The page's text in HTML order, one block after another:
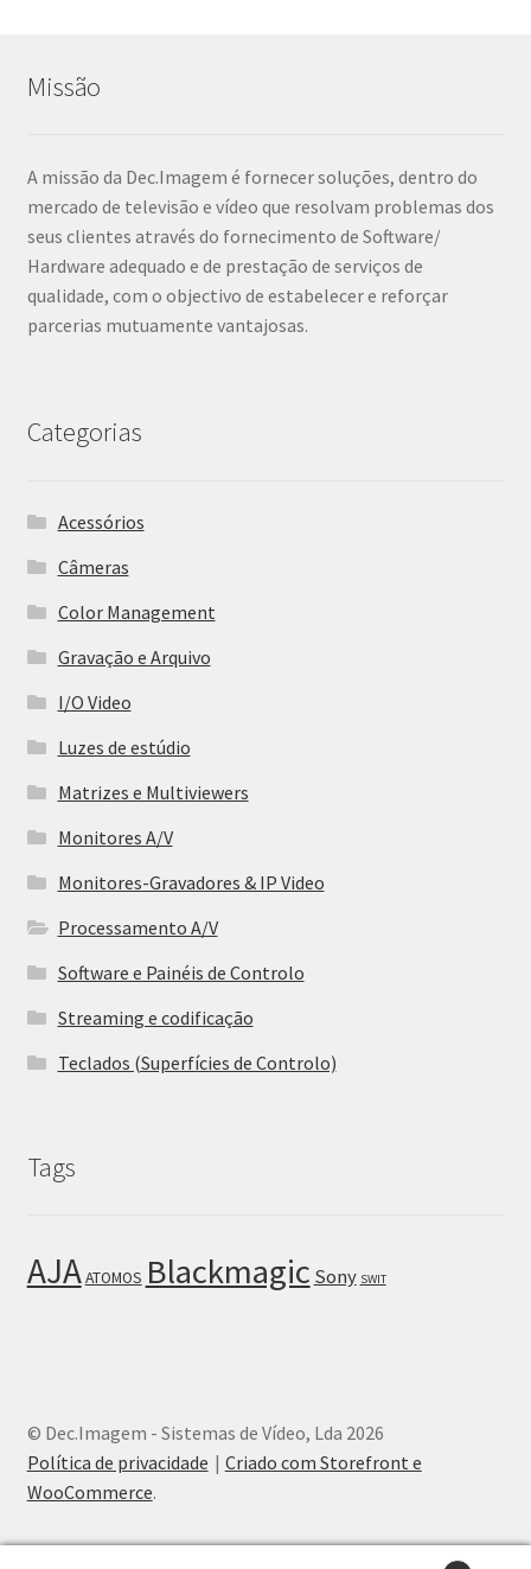
Missão
A missão da Dec.Imagem é fornecer soluções, dentro do
mercado de televisão e vídeo que resolvam problemas dos
seus clientes através do fornecimento de Software/
Hardware adequado e de prestação de serviços de
qualidade, com o objectivo de estabelecer e reforçar
parcerias mutuamente vantajosas.
Categorias
Acessórios
Câmeras
Color Management
Gravação e Arquivo
I/O Video
Luzes de estúdio
Matrizes e Multiviewers
Monitores A/V
Monitores-Gravadores & IP Video
Processamento A/V
Software e Painéis de Controlo
Streaming e codificação
Teclados (Superfícies de Controlo)
Tags
AJAATOMOS Blackmagic Sony SWIT
© Dec.Imagem - Sistemas de Vídeo, Lda 2026
Política de privacidade
Criado com Storefront e
WooCommerce.